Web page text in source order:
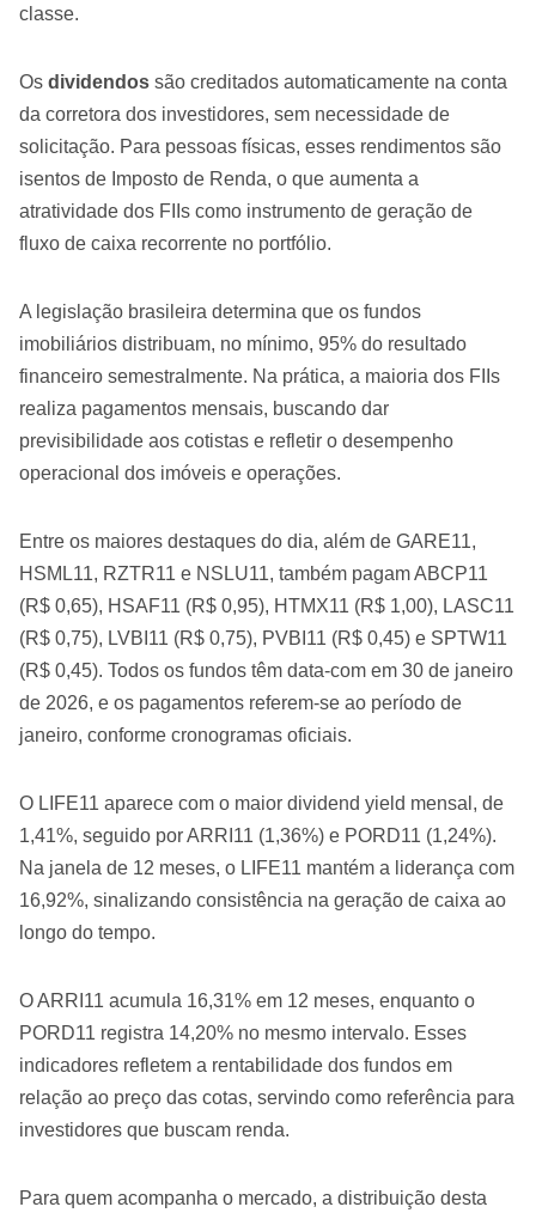
classe.
Os dividendos são creditados automaticamente na conta
da corretora dos investidores, sem necessidade de
solicitação. Para pessoas físicas, esses rendimentos são
isentos de Imposto de Renda, o que aumenta a
atratividade dos FIIs como instrumento de geração de
fluxo de caixa recorrente no portfólio.
A legislação brasileira determina que os fundos
imobiliários distribuam, no mínimo, 95% do resultado
financeiro semestralmente. Na prática, a maioria dos FIIs
realiza pagamentos mensais, buscando dar
previsibilidade aos cotistas e refletir o desempenho
operacional dos imóveis e operações.
Entre os maiores destaques do dia, além de GARE11,
HSML11, RZTR11 e NSLU11, também pagam ABCP11
(R$ 0,65), HSAF11 (R$ 0,95), HTMX11 (R$ 1,00), LASC11
(R$ 0,75), LVBI11 (R$ 0,75), PVBI11 (R$ 0,45) e SPTW11
(R$ 0,45). Todos os fundos têm data-com em 30 de janeiro
de 2026, e os pagamentos referem-se ao período de
janeiro, conforme cronogramas oficiais.
O LIFE11 aparece com o maior dividend yield mensal, de
1,41%, seguido por ARRI11 (1,36%) e PORD11 (1,24%).
Na janela de 12 meses, o LIFE11 mantém a liderança com
16,92%, sinalizando consistência na geração de caixa ao
longo do tempo.
O ARRI11 acumula 16,31% em 12 meses, enquanto o
PORD11 registra 14,20% no mesmo intervalo. Esses
indicadores refletem a rentabilidade dos fundos em
relação ao preço das cotas, servindo como referência para
investidores que buscam renda.
Para quem acompanha o mercado, a distribuição desta